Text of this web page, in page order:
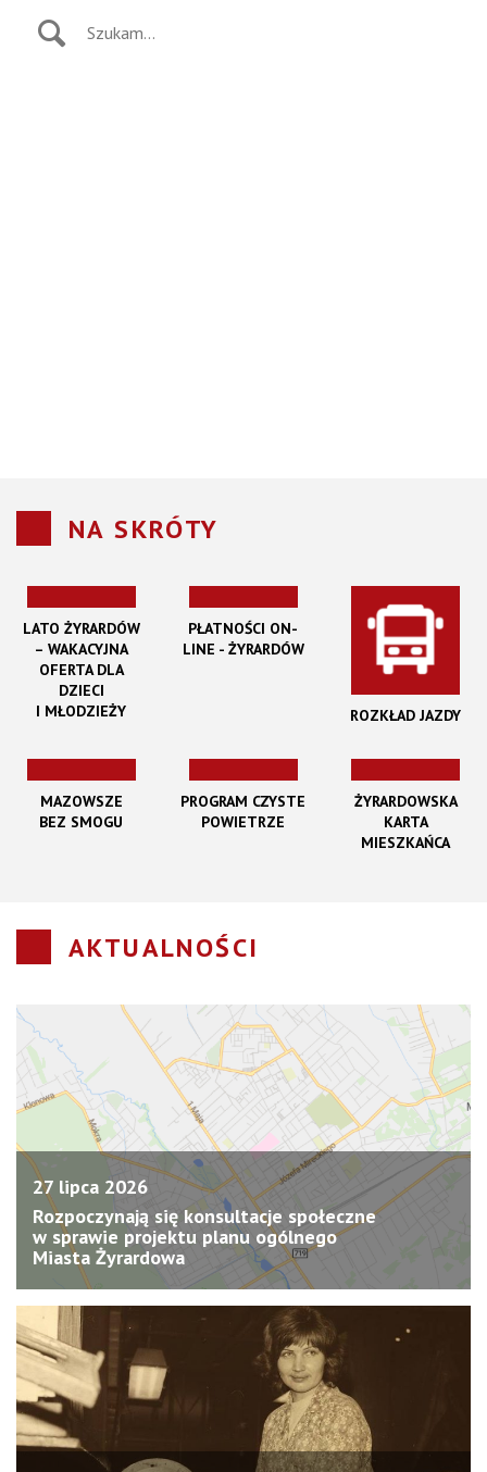
NA SKRÓTY
LATO ŻYRARDÓW
– WAKACYJNA
OFERTA DLA
DZIECI
I MŁODZIEŻY
PŁATNOŚCI ON-
LINE - ŻYRARDÓW
ROZKŁAD JAZDY
MAZOWSZE
BEZ SMOGU
PROGRAM CZYSTE
POWIETRZE
ŻYRARDOWSKA
KARTA
MIESZKAŃCA
AKTUALNOŚCI
27 lipca 2026
Rozpoczynają się konsultacje społeczne
w sprawie projektu planu ogólnego
Miasta Żyrardowa